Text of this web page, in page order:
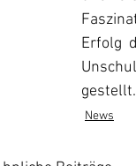
Erfolg
gestellt.
News